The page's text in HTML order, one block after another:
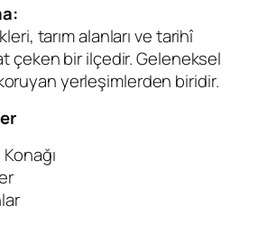
tarım alanları ve tarihî
çeken bir ilçedir. Geleneksel
yerleşimlerden biridir.